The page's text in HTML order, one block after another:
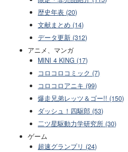
歴史年表 (20)
文献まとめ (14)
データ更新 (312)
アニメ、マンガ
MINI 4 KING (17)
コロコロコミック (7)
コロコロアニキ (99)
爆走兄弟レッツ＆ゴー!! (150)
ダッシュ！四駆郎 (53)
二ツ星駆動力学研究所 (30)
ゲーム
超速グランプリ (24)